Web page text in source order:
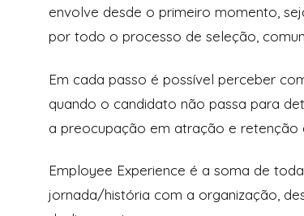
envolve desde o primeiro momento,
por todo o processo de seleção,
Em cada passo é possível perceber
quando o candidato não passa para
a preocupação em atração e retenção
Employee Experience é a soma de
jornada/história com a organização,